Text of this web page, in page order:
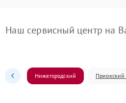
Наш сервисный центр на
Нижегородский Приокский